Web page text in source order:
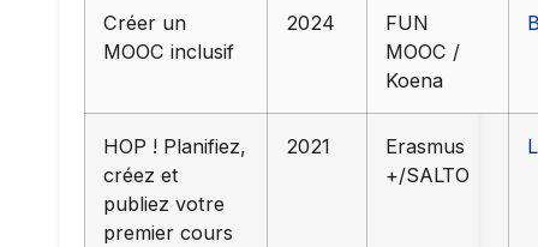
Créer un
MOOC inclusif
2024
FUN
MOOC /
Koena
HOP ! Planifiez,
créez et
publiez votre
premier cours
2021
Erasmus
+/SALTO